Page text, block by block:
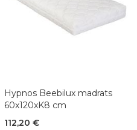
Hypnos Beebilux madrats
60x120xK8 cm
112,20 €